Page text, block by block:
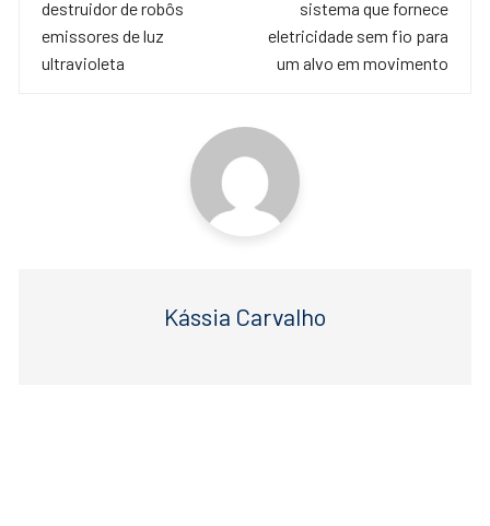
o
o
p
post
destruidor de robôs
emissores de luz
ultravioleta
sistema que fornece
eletricidade sem fio para
um alvo em movimento
Kássia Carvalho